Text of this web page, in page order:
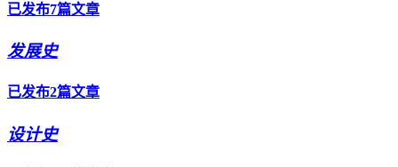
已发布7篇文章
发展史
已发布2篇文章
设计史